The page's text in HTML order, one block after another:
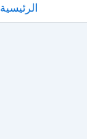
الرئيسية